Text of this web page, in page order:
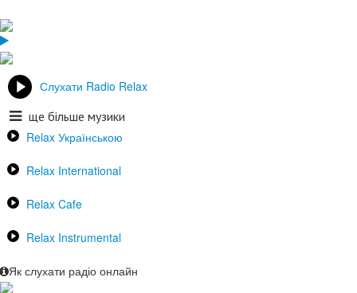
Слухати Radio Relax
ще більше музики
Relax Українською
Relax International
Relax Cafe
Relax Instrumental
Як слухати радіо онлайн